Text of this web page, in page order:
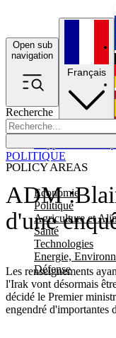
Open sub
navigation
Recherche
POLICY AREAS
Economie
Politique
Agriculture et
Santé
Technologies
Energie,
Défense
Français
ADM
d'une
Les renseignements
l'Irak vont désormais
décidé le Premier
engendré d'importantes
POLITIQUE